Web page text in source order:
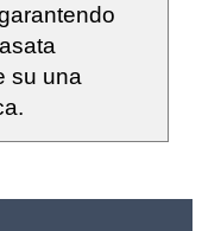
su una